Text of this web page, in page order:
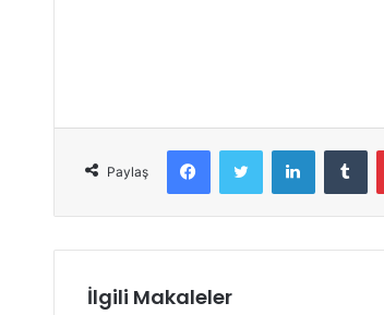
Paylaş
Facebook Twitter LinkedIn Tumblr
İlgili Makaleler